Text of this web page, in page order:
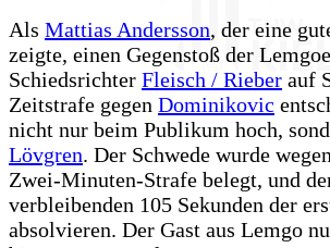
Als Mattias Andersson, der eine
zeigte, einen Gegenstoß der
Schiedsrichter Fleisch / Rieber auf
Zeitstrafe gegen Dominikovic
nicht nur beim Publikum hoch,
Lövgren. Der Schwede wurde
Zwei-Minuten-Strafe belegt, und
verbleibenden 105 Sekunden der
absolvieren. Der Gast aus Lemgo